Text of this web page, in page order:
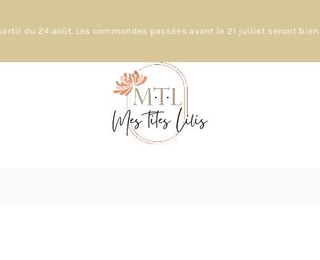
du 24 août. Les commandes passées avant le 21 juillet seront